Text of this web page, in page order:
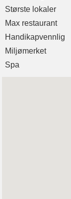
Største lokaler
Max restaurant
Handikapvennlig
Miljømerket
Spa